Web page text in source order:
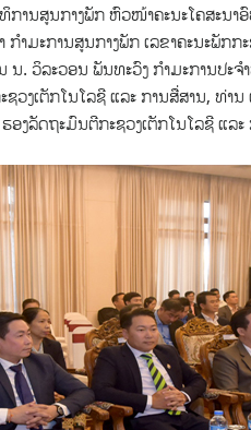
ການສູນກາງພັກ ຫົວໜ້າຄະນະໂຄສະນ
ກໍາມະການສູນກາງພັກ ເລຂາຄະນະພັ
ນ. ວິລະວອນ ພັນທະວົງ ກໍາມະການປະ
ວງເຕັກໂນໂລຊີ ແລະ ການສື່ສານ, ທ່າ
ງລັດຖະມົນຕີກະຊວງເຕັກໂນໂລຊີ ແ